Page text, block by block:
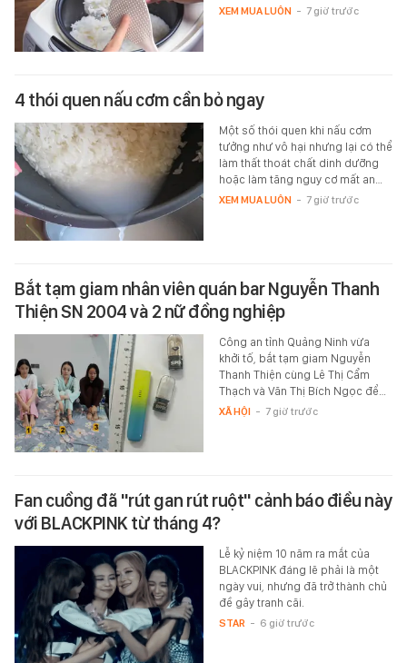
XEM MUA LUÔN - 7 giờ trước
4 thói quen nấu cơm cần bỏ ngay
Một số thói quen khi nấu cơm
tưởng như vô hại nhưng lại có thể
làm thất thoát chất dinh dưỡng
hoặc làm tăng nguy cơ mất an…
XEM MUA LUÔN - 7 giờ trước
Bắt tạm giam nhân viên quán bar Nguyễn Thanh
Thiện SN 2004 và 2 nữ đồng nghiệp
Công an tỉnh Quảng Ninh vừa
khởi tố, bắt tạm giam Nguyễn
Thanh Thiện cùng Lê Thị Cẩm
Thạch và Văn Thị Bích Ngọc để…
XÃ HỘI - 7 giờ trước
Fan cuồng đã "rút gan rút ruột" cảnh báo điều này
với BLACKPINK từ tháng 4?
Lễ kỷ niệm 10 năm ra mắt của
BLACKPINK đáng lẽ phải là một
ngày vui, nhưng đã trở thành chủ
đề gây tranh cãi.
STAR - 6 giờ trước